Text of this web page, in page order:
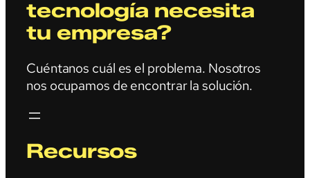
tecnología necesita
tu empresa?
Cuéntanos cuál es el problema. Nosotros
nos ocupamos de encontrar la solución.
Recursos